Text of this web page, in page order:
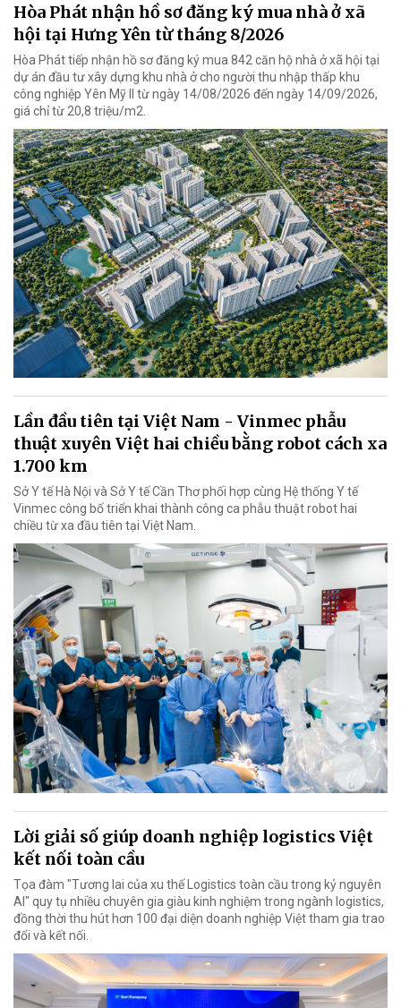
Hòa Phát nhận hồ sơ đăng ký mua nhà ở xã
hội tại Hưng Yên từ tháng 8/2026
Hòa Phát tiếp nhận hồ sơ đăng ký mua 842 căn hộ nhà ở xã hội tại
dự án đầu tư xây dựng khu nhà ở cho người thu nhập thấp khu
công nghiệp Yên Mỹ II từ ngày 14/08/2026 đến ngày 14/09/2026,
giá chỉ từ 20,8 triệu/m2.
Lần đầu tiên tại Việt Nam - Vinmec phẫu
thuật xuyên Việt hai chiều bằng robot cách xa
1.700 km
Sở Y tế Hà Nội và Sở Y tế Cần Thơ phối hợp cùng Hệ thống Y tế
Vinmec công bố triển khai thành công ca phẫu thuật robot hai
chiều từ xa đầu tiên tại Việt Nam.
Lời giải số giúp doanh nghiệp logistics Việt
kết nối toàn cầu
Tọa đàm "Tương lai của xu thế Logistics toàn cầu trong kỷ nguyên
AI" quy tụ nhiều chuyên gia giàu kinh nghiệm trong ngành logistics,
đồng thời thu hút hơn 100 đại diện doanh nghiệp Việt tham gia trao
đổi và kết nối.